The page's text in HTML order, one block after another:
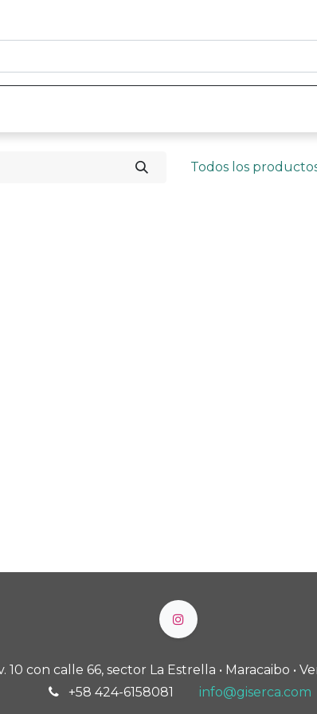
Todos los
10 con calle 66, sector La Estrella • Maracaibo •
+58 424-6158081
info@giserca.com